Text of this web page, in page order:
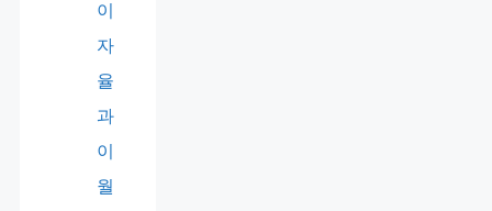
이
자
율
과
이
월